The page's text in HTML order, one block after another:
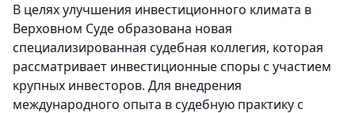
В целях улучшения инвестиционного климата в
Верховном Суде образована новая
специализированная судебная коллегия, которая
рассматривает инвестиционные споры с участием
крупных инвесторов. Для внедрения
международного опыта в судебную практику с